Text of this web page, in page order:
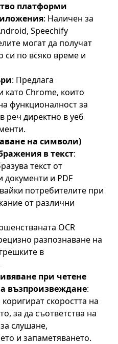
платформи
: Наличен за
Speechify
могат да получат
си по всяко време и
: Предлага
като Chrome, които
функционалност за
реч директно в уеб
на символи)
в текст:
текст от
документи и PDF
потребителите при
от различни
OCR
разпознаване на
в
при четене
възпроизвеждане:
скоростта на
за да съответства на
слушане,
и запаметяването.